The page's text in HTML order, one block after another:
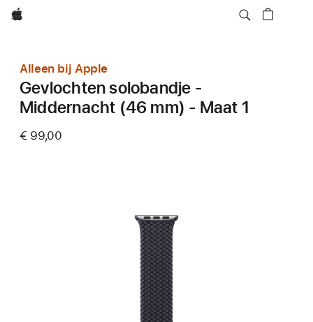
Apple
Alleen bij Apple
Gevlochten solobandje -
Middernacht (46 mm) - Maat 1
€ 99,00